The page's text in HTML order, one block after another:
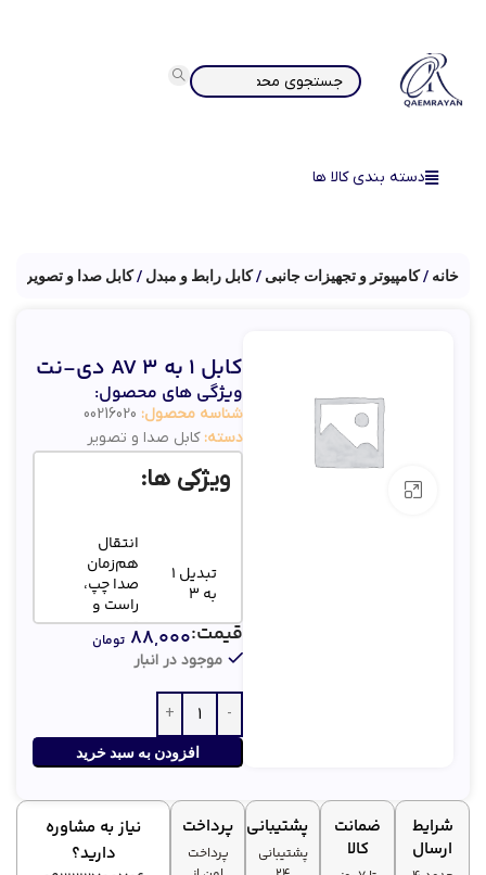
دسته بندی کالا ها
خانه کامپیوتر و تجهیزات جانبی کابل رابط و مبدل کابل صدا و تصویر
کابل 1 به 3 AV دی-نت
ویژگی های محصول:
شناسه محصول: 00216020
دسته: کابل صدا و تصویر
ویژکی ها:
تبدیل 1
به 3
انتقال
هم‌زمان
صدا چپ،
راست و
تصویر
کیفیت
مناسب
مقاوم
سازگاری
بالا
مناسب اکثر
دستگاه‌های
AV قدیمی و
جدید
موجود در انبار
افزودن به سبد خرید
قیمت:۸۸,۰۰۰ تومان
شرایط
ارسال
ضمانت
کالا
پشتیبانی
پشتیبانی
پرداخت
پرداخت
نیاز به مشاوره
دارید؟